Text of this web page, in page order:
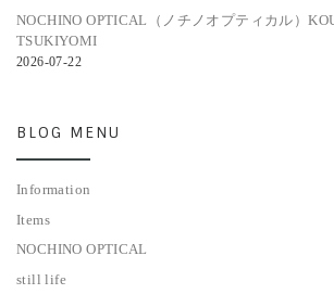
NOCHINO OPTICAL（ノチノオプティカル）
TSUKIYOMI
2026-07-22
BLOG MENU
Information
Items
NOCHINO OPTICAL
still life